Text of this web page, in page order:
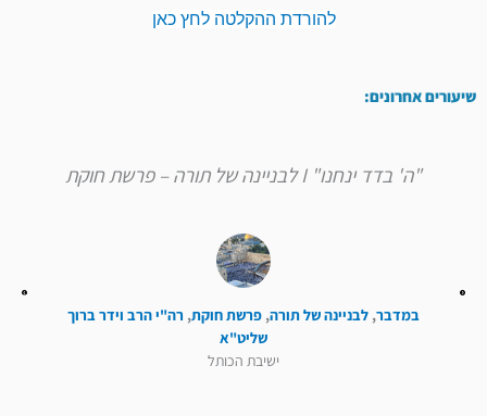
להורדת ההקלטה לחץ כאן
שיעורים אחרונים:
"ה' בדד ינחנו" I לבניינה של תורה – פרשת חוקת
במדבר, לבניינה של תורה, פרשת חוקת, רה"י הרב וידר ברוך
שליט"א
ישיבת הכותל